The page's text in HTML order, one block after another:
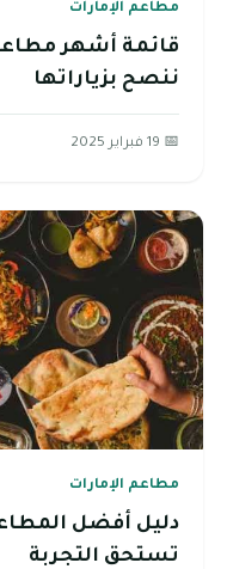
مطاعم الإمارات
قائمة أشهر
ننصح بزياراتها
📅 19 فبراير 2025
مطاعم الإمارات
دليل أفضل
تستحق التجربة